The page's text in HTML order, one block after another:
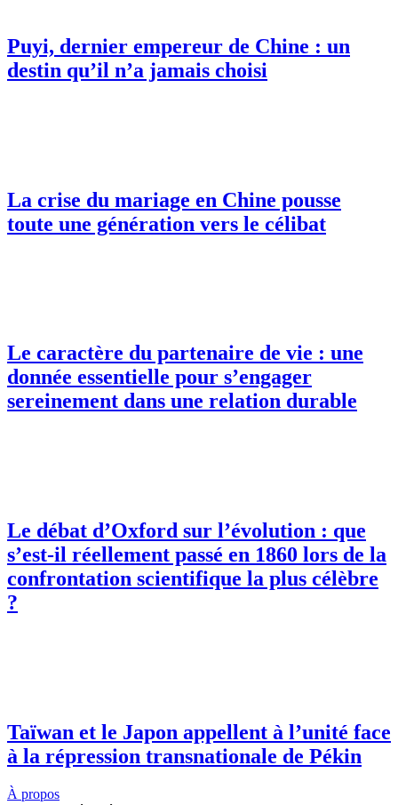
Puyi, dernier empereur de Chine : un
destin qu’il n’a jamais choisi
La crise du mariage en Chine pousse
toute une génération vers le célibat
Le caractère du partenaire de vie : une
donnée essentielle pour s’engager
sereinement dans une relation durable
Le débat d’Oxford sur l’évolution : que
s’est-il réellement passé en 1860 lors de la
confrontation scientifique la plus célèbre
?
Taïwan et le Japon appellent à l’unité face
à la répression transnationale de Pékin
À propos